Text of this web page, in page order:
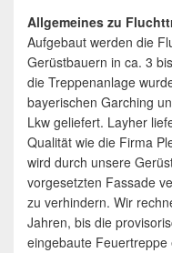
Allgemeines zu
Aufgebaut werden die
Gerüstbauern in ca. 3
die Treppenanlage
bayerischen Garching
Lkw geliefert. Layher
Qualität wie die Firma
wird durch unsere
vorgesetzten Fassade
zu verhindern. Wir
Jahren, bis die
eingebaute Feuertreppe